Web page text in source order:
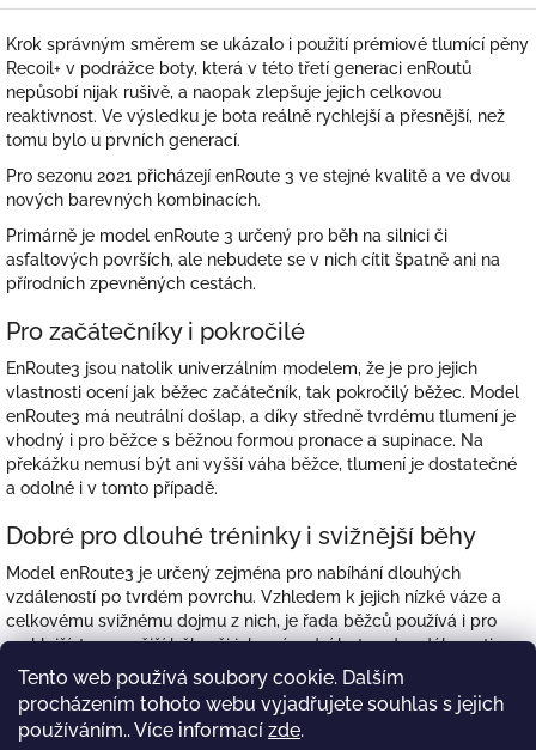
Tento web používá soubory cookie. Dalším
procházením tohoto webu vyjadřujete souhlas s jejich
používáním.. Více informací zde.
Krok správným směrem se ukázalo i použití prémiové tlumící pěny
Recoil+ v podrážce boty, která v této třetí generaci enRoutů
nepůsobí nijak rušivě, a naopak zlepšuje jejich celkovou
reaktivnost. Ve výsledku je bota reálně rychlejší a přesnější, než
tomu bylo u prvních generací.
Pro sezonu 2021 přicházejí enRoute 3 ve stejné kvalitě a ve dvou
nových barevných kombinacích.
Primárně je model enRoute 3 určený pro běh na silnici či
asfaltových površích, ale nebudete se v nich cítit špatně ani na
přírodních zpevněných cestách.
Pro začátečníky i pokročilé
EnRoute3 jsou natolik univerzálním modelem, že je pro jejich
vlastnosti ocení jak běžec začátečník, tak pokročilý běžec. Model
enRoute3 má neutrální došlap, a díky středně tvrdému tlumení je
vhodný i pro běžce s běžnou formou pronace a supinace. Na
překážku nemusí být ani vyšší váha běžce, tlumení je dostatečné
a odolné i v tomto případě.
Dobré pro dlouhé tréninky i svižnější běhy
Model enRoute3 je určený zejména pro nabíhání dlouhých
vzdáleností po tvrdém povrchu. Vzhledem k jejich nízké váze a
celkovému svižnému dojmu z nich, je řada běžců používá i pro
rychlejší, tempovější běhy, či jako závodní boty od vzdálenosti 10
km výše.